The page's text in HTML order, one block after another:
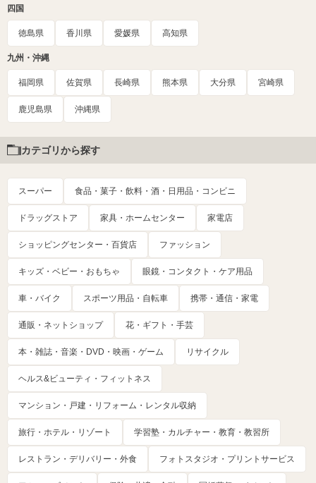
四国
徳島県 香川県 愛媛県 高知県
九州・沖縄
福岡県 佐賀県 長崎県 熊本県 大分県 宮崎県
鹿児島県 沖縄県
カテゴリから探す
スーパー 食品・菓子・飲料・酒・日用品・コンビニ
ドラッグストア 家具・ホームセンター 家電店
ショッピングセンター・百貨店 ファッション
キッズ・ベビー・おもちゃ 眼鏡・コンタクト・ケア用品
車・バイク スポーツ用品・自転車 携帯・通信・家電
通販・ネットショップ 花・ギフト・手芸
本・雑誌・音楽・DVD・映画・ゲーム リサイクル
ヘルス&ビューティ・フィットネス
マンション・戸建・リフォーム・レンタル収納
旅行・ホテル・リゾート 学習塾・カルチャー・教育・教習所
レストラン・デリバリー・外食 フォトスタジオ・プリントサービス